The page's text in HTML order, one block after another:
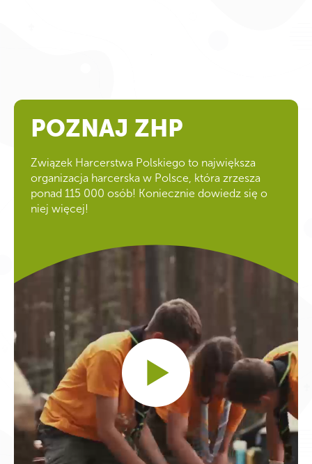
POZNAJ ZHP
Związek Harcerstwa Polskiego to największa
organizacja harcerska w Polsce, która zrzesza
ponad 115 000 osób! Koniecznie dowiedz się o
niej więcej!